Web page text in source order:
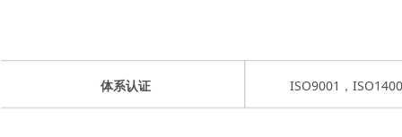
体系认证 ISO9001，